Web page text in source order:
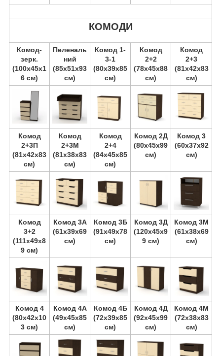
КОМОДИ
Комод-
зерк.
(100х45х1
6 см)
Пеленаль
ний
(85х51х93
см)
Комод 1-
3-1
(80х39х85
см)
Комод
2+2
(78х45х88
см)
Комод
2+3
(81х42х83
см)
Комод
2+3П
(81х42х83
см)
Комод
2+3М
(81х38х83
см)
Комод
2+4
(84х45х85
см)
Комод 2Д
(80х45х99
см)
Комод 3
(60х37х92
см)
Комод
3+2
(111х49х8
9 см)
Комод 3А
(61х39х69
см)
Комод 3Б
(91х49х78
см)
Комод 3Д
(120х45х9
9 см)
Комод 3М
(61х38х69
см)
Комод 4
(80х42х10
3 см)
Комод 4А
(49х45х85
см)
Комод 4Б
(72х39х85
см)
Комод 4Д
(92х45х99
см)
Комод 4М
(72х38х83
см)